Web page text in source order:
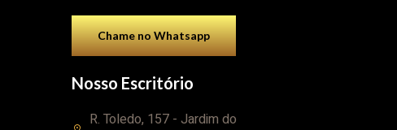
Chame no Whatsapp
Nosso Escritório
R. Toledo, 157 - Jardim do